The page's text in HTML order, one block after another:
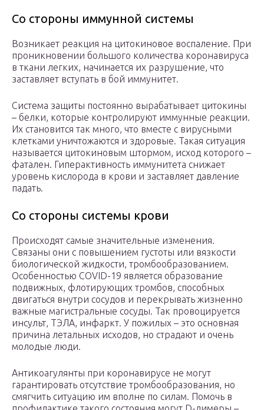
Со стороны иммунной системы
Возникает реакция на цитокиновое воспаление. При
проникновении большого количества коронавируса
в ткани легких, начинается их разрушение, что
заставляет вступать в бой иммунитет.
Система защиты постоянно вырабатывает цитокины
– белки, которые контролируют иммунные реакции.
Их становится так много, что вместе с вирусными
клетками уничтожаются и здоровые. Такая ситуация
называется цитокиновым штормом, исход которого –
фатален. Гиперактивность иммунитета снижает
уровень кислорода в крови и заставляет давление
падать.
Со стороны системы крови
Происходят самые значительные изменения.
Связаны они с повышением густоты или вязкости
биологической жидкости, тромбообразованием.
Особенностью COVID-19 является образование
подвижных, флотирующих тромбов, способных
двигаться внутри сосудов и перекрывать жизненно
важные магистральные сосуды. Так провоцируется
инсульт, ТЭЛА, инфаркт. У пожилых – это основная
причина летальных исходов, но страдают и очень
молодые люди.
Антикоагулянты при коронавирусе не могут
гарантировать отсутствие тромбообразования, но
смягчить ситуацию им вполне по силам. Помочь в